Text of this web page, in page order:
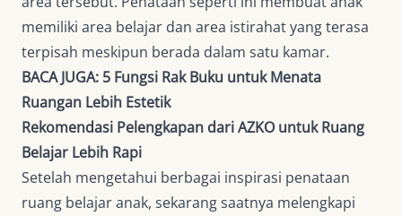
memiliki area belajar dan area istirahat yang terasa
terpisah meskipun berada dalam satu kamar.
BACA JUGA: 5 Fungsi Rak Buku untuk Menata
Ruangan Lebih Estetik
Rekomendasi Pelengkapan dari AZKO untuk Ruang
Belajar Lebih Rapi
Setelah mengetahui berbagai inspirasi penataan
ruang belajar anak, sekarang saatnya melengkapi